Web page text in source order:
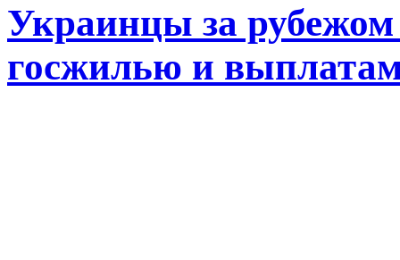
Украинцы за рубежом
госжилью и